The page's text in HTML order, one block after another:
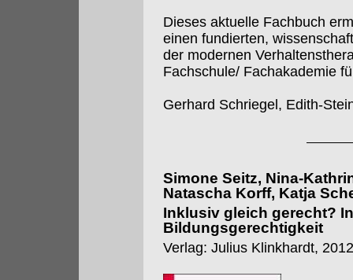
Dieses aktuelle Fachbuch
einen fundierten,
der modernen
Fachschule/ Fachakademie
Gerhard Schriegel, Edith-
Simone Seitz, Nina-
Natascha Korff, Katja
Inklusiv gleich gerecht?
Bildungsgerechtigkeit
Verlag: Julius Klinkhardt,